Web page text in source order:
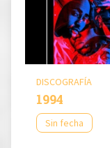
DISCOGRAFÍA
1994
Sin fecha